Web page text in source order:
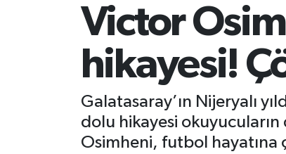
Victor
hikayesi!
Galatasaray’ın Nijeryalı
dolu hikayesi
Osimheni, futbol hayatına
Yerel Yönetim
Trafik Durumu
Süper Lig Puan Durumu ve Fikstür
Tüm Manşetler
Son Dakika Haberleri